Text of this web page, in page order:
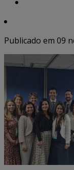
Publicado em 09